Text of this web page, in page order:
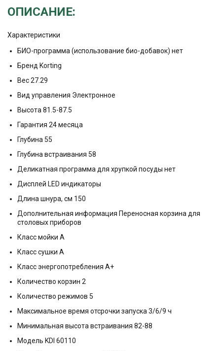
ОПИСАНИЕ:
Характеристики
БИО-программа (использование био-добавок) нет
Бренд Korting
Вес 27.29
Вид управления Электронное
Высота 81.5-87.5
Гарантия 24 месяца
Глубина 55
Глубина встраивания 58
Деликатная программа для хрупкой посуды нет
Дисплей LED индикаторы
Длина шнура, см 150
Дополнительная информация Переносная корзина для
столовых приборов
Класс мойки А
Класс сушки А
Класс энергопотребления A+
Количество корзин 2
Количество режимов 5
Максимальное время отсрочки запуска 3/6/9 ч
Минимальная высота встраивания 82-88
Модель KDI 60110